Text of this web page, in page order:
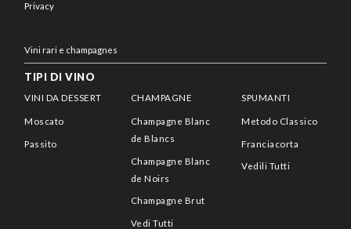
Privacy
Vini rari e champagnes
TIPI DI VINO
VINI DA DESSERT
Moscato
Passito
CHAMPAGNE
Champagne Blanc
de Blancs
Champagne Blanc
de Noirs
Champagne Brut
Vedi Tutti
SPUMANTI
Metodo Classico
Franciacorta
Vedili Tutti